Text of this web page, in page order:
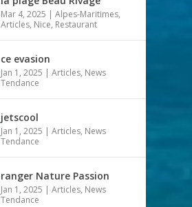
Mar 4, 2025 |Alpes-Maritimes,
Articles, Nice, Restaurant
ce evasion
Jan 1, 2025 |Articles, News
Tendance
jetscool
Jan 1, 2025 |Articles, News
Tendance
ranger Nature Passion
Jan 1, 2025 |Articles, News
Tendance